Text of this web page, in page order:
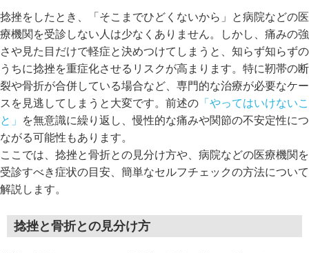
捻挫をしたとき、「そこまでひどくないから」と病院などの医
療機関を受診しない人は少なくありません。しかし、痛みの強
さや見た目だけで軽症と決めつけてしまうと、知らず知らずの
うちに捻挫を重症化させるリスクが高まります。特に靭帯の断
裂や骨折が合併している場合など、専門的な治療が必要なケー
スを見逃してしまうと大変です。前述の 「やってはいけないこ
と」
を無意識に繰り返し、慢性的な痛みや関節の不安定性につ
ながる可能性もあります。
ここでは、捻挫と骨折との見分け方や、病院などの医療機関を
受診すべき症状の目安、簡単なセルフチェックの方法について
解説します。
捻挫と骨折との見分け方